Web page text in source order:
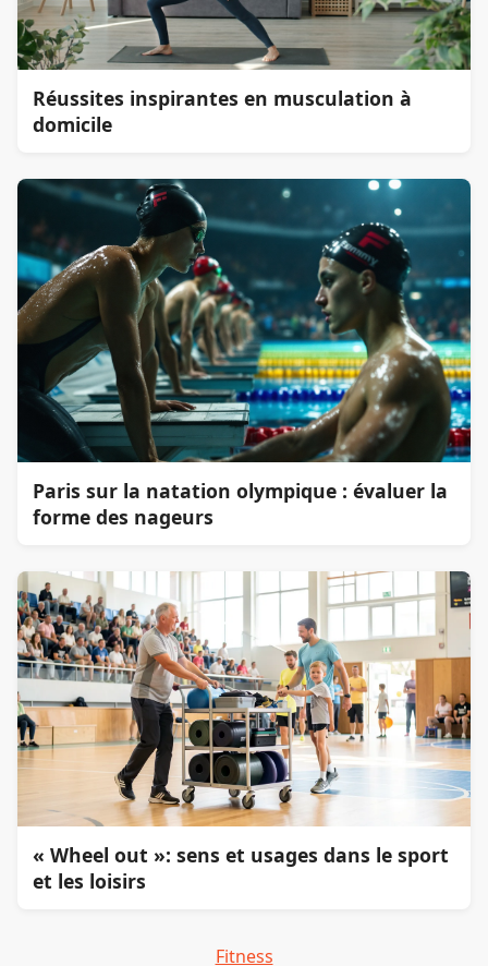
Réussites inspirantes en musculation à
domicile
Paris sur la natation olympique : évaluer la
forme des nageurs
« Wheel out »: sens et usages dans le sport
et les loisirs
Fitness